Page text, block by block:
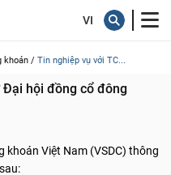
khoán / Tin nghiệp vụ với TC...
hội đồng cổ đông
Việt Nam (VSDC) thông